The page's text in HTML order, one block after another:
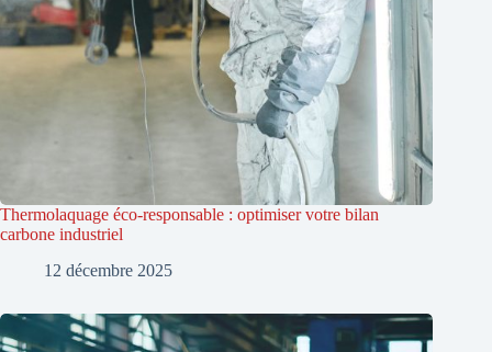
Thermolaquage éco-responsable : optimiser votre bilan
carbone industriel
12 décembre 2025